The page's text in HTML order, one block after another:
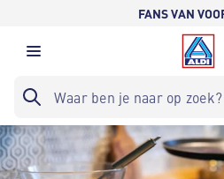
FANS VAN